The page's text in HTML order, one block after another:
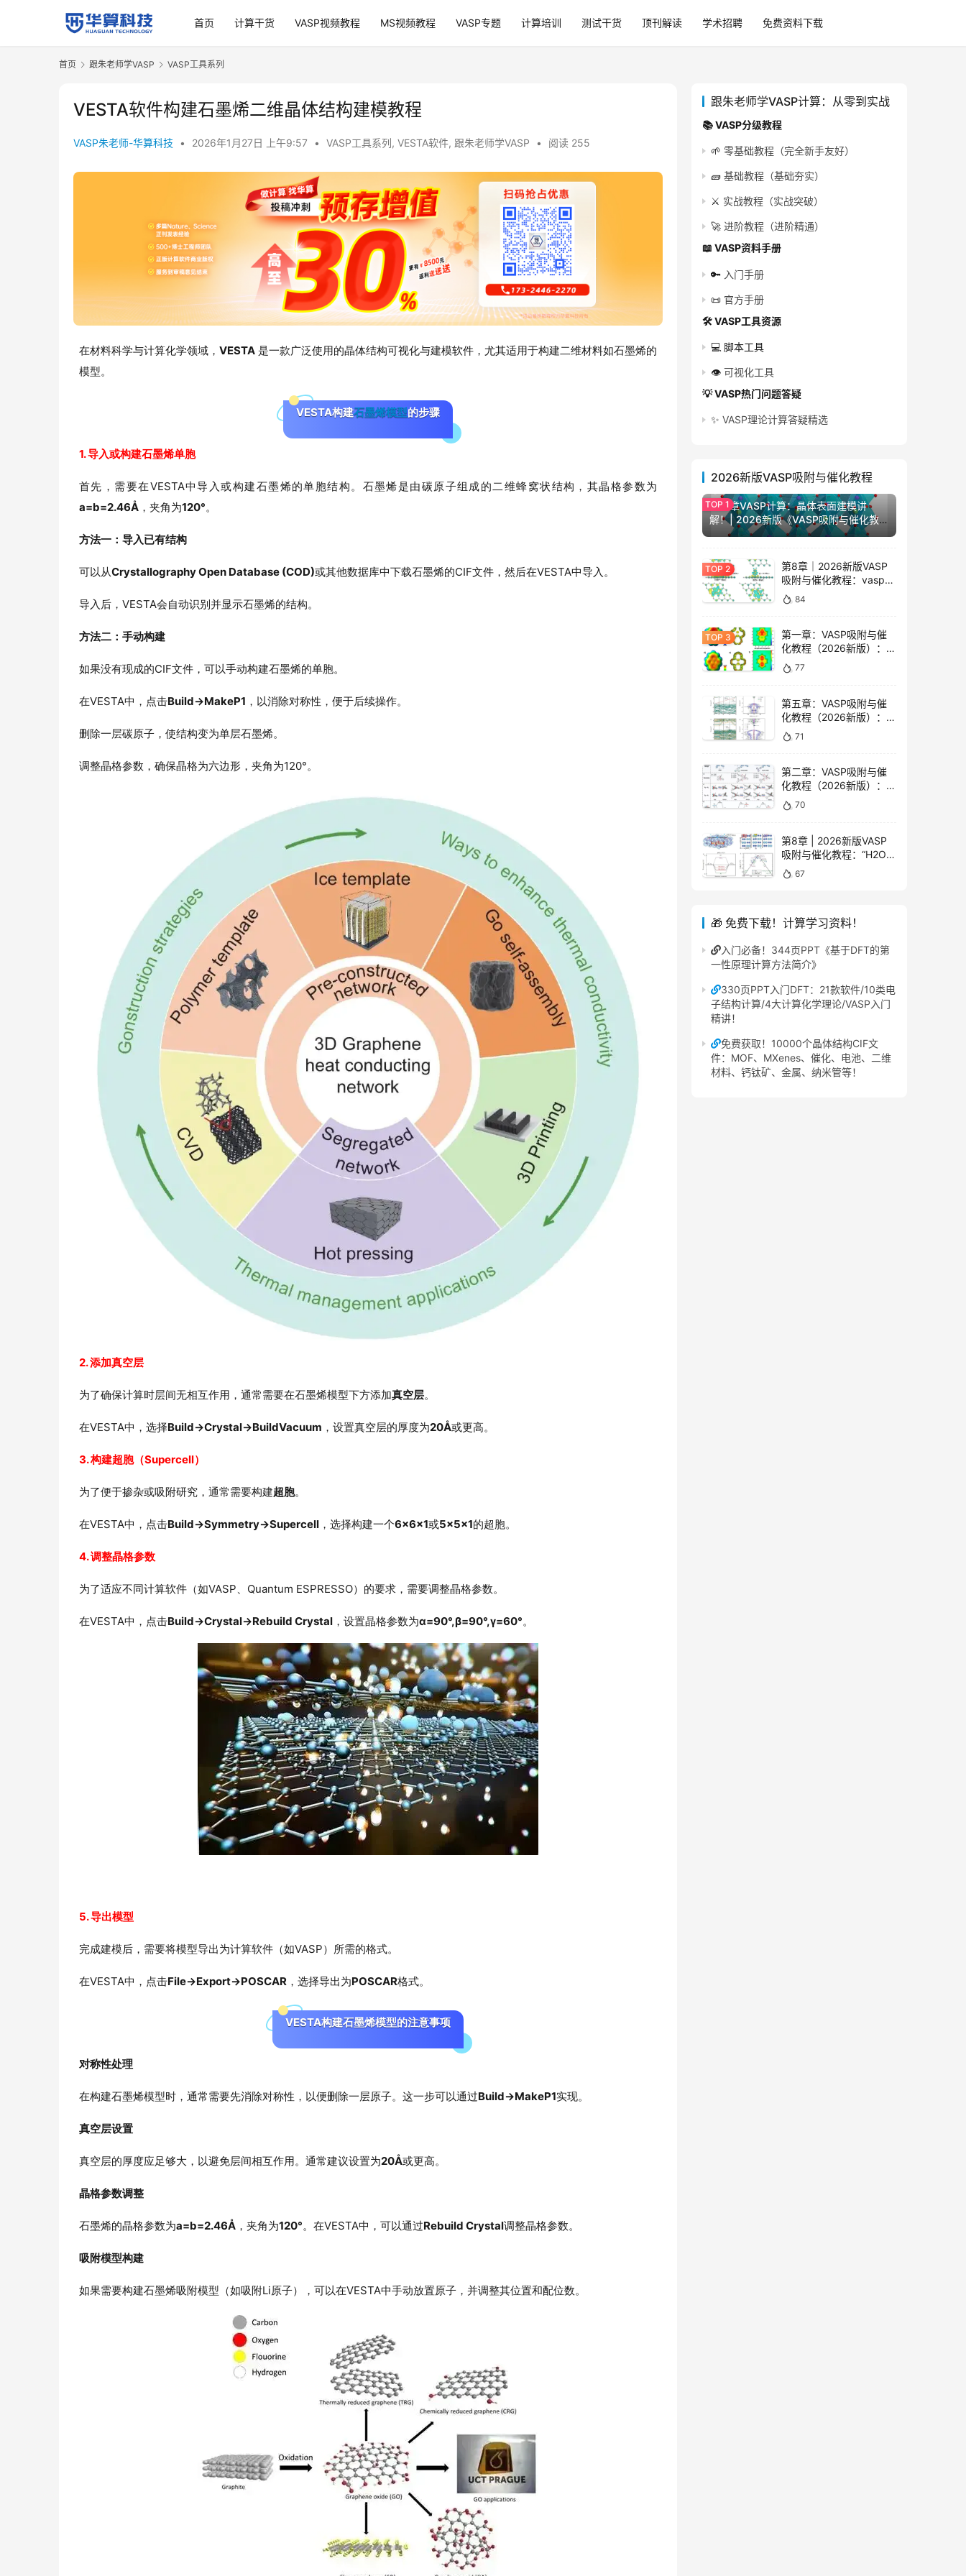
首页 计算干货 VASP视频教程 MS视频教程 VASP专题 计算培训 测试干货 顶刊解读 学术招聘 免费资料下载
首页 跟朱老师学VASP VASP工具系列
VESTA软件构建石墨烯二维晶体结构建模教程
VASP朱老师-华算科技 • 2026年1月27日 上午9:57 • VASP工具系列, VESTA软件, 跟朱老师学VASP • 阅读 255
在材料科学与计算化学领域， VESTA 是一款广泛使用的晶体结构可视化与建模软件，尤其适用于构建二维材料如石墨烯的
模型。
VESTA构建石墨烯模型的步骤
1. 导入或构建石墨烯单胞
首先，需要在VESTA中导入或构建石墨烯的单胞结构。石墨烯是由碳原子组成的二维蜂窝状结构，其晶格参数为
a=b=2.46Å ，夹角为120°。
方法一：导入已有结构
可以从Crystallography Open Database (COD)或其他数据库中下载石墨烯的CIF文件，然后在VESTA中导入。
导入后，VESTA会自动识别并显示石墨烯的结构。
方法二：手动构建
如果没有现成的CIF文件，可以手动构建石墨烯的单胞。
在VESTA中，点击Build→MakeP1 ，以消除对称性，便于后续操作。
删除一层碳原子，使结构变为单层石墨烯。
调整晶格参数，确保晶格为六边形，夹角为120°。
2. 添加真空层
为了确保计算时层间无相互作用，通常需要在石墨烯模型下方添加真空层。
在VESTA中，选择Build→Crystal→BuildVacuum ，设置真空层的厚度为20Å或更高。
3. 构建超胞（Supercell）
为了便于掺杂或吸附研究，通常需要构建超胞。
在VESTA中，点击Build→Symmetry→Supercell ，选择构建一个6×6×1或5×5×1的超胞。
4. 调整晶格参数
为了适应不同计算软件（如VASP、Quantum ESPRESSO）的要求，需要调整晶格参数。
在VESTA中，点击Build→Crystal→Rebuild Crystal ，设置晶格参数为α=90°,β=90°,γ=60°。
5. 导出模型
完成建模后，需要将模型导出为计算软件（如VASP）所需的格式。
在VESTA中，点击File→Export→POSCAR ，选择导出为POSCAR格式。
VESTA构建石墨烯模型的注意事项
对称性处理
在构建石墨烯模型时，通常需要先消除对称性，以便删除一层原子。这一步可以通过Build→MakeP1实现。
真空层设置
真空层的厚度应足够大，以避免层间相互作用。通常建议设置为20Å或更高。
晶格参数调整
石墨烯的晶格参数为a=b=2.46Å ，夹角为120°。在VESTA中，可以通过Rebuild Crystal调整晶格参数。
吸附模型构建
如果需要构建石墨烯吸附模型（如吸附Li原子），可以在VESTA中手动放置原子，并调整其位置和配位数。
跟朱老师学VASP计算：从零到实战
📚 VASP分级教程
🌱 零基础教程（完全新手友好）
🧱 基础教程（基础夯实）
⚔️ 实战教程（实战突破）
🚀 进阶教程（进阶精通）
📖 VASP资料手册
🔑 入门手册
📜 官方手册
🛠️ VASP工具资源
💻 脚本工具
👁️ 可视化工具
💡 VASP热门问题答疑
✨ VASP理论计算答疑精选
2026新版VASP吸附与催化教程
第一章VASP计算：晶体表面建模讲
解！| 2026新版《VASP吸附与催化教
程》
第8章｜2026新版VASP
吸附与催化教程：vasp结
合能计算详细解析！
84
第一章：VASP吸附与催
化教程（2026新版）：无
磁结构计算讲解！
77
第五章：VASP吸附与催
化教程（2026新版）：结
构优化与原子磁矩分析！
71
第二章：VASP吸附与催
化教程（2026新版）：二
维材料建模讲解
70
第8章 | 2026新版VASP
吸附与催化教程：“H2O分
解路径与势垒”详细讲解！
67
🎁 免费下载！计算学习资料！
入门必备！344页PPT《基于DFT的第
一性原理计算方法简介》
330页PPT入门DFT：21款软件/10类电
子结构计算/4大计算化学理论/VASP入门
精讲！
免费获取！10000个晶体结构CIF文
件：MOF、MXenes、催化、电池、二维
材料、钙钛矿、金属、纳米管等！